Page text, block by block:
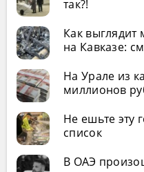
так?!
Как выглядит
на Кавказе:
На Урале из
миллионов
Не ешьте эту
список
В ОАЭ